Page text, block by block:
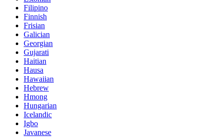
Filipino
Finnish
Frisian
Galician
Georgian
Gujarati
Haitian
Hausa
Hawaiian
Hebrew
Hmong
Hungarian
Icelandic
Igbo
Javanese